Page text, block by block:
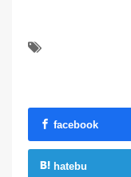
facebook
hatebu